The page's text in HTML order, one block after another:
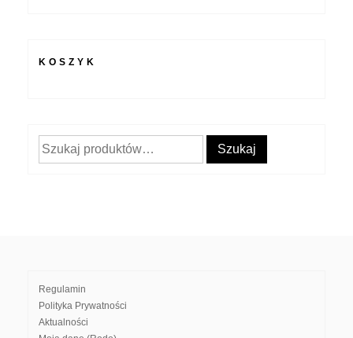
KOSZYK
Szukaj: Szukaj
Regulamin
Polityka Prywatności
Aktualności